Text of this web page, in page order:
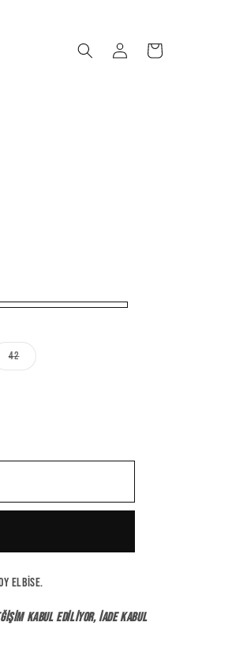
Oturum
Sepet
42
Varyasyon
elbise.
kabul ediliyor, iade kabul